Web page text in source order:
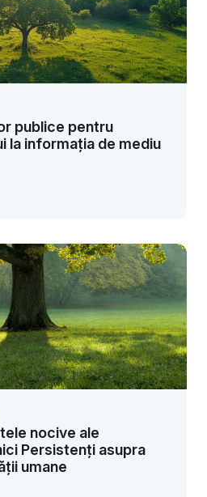
publice pentru
la informația de mediu
nocive ale
Persistenți asupra
umane